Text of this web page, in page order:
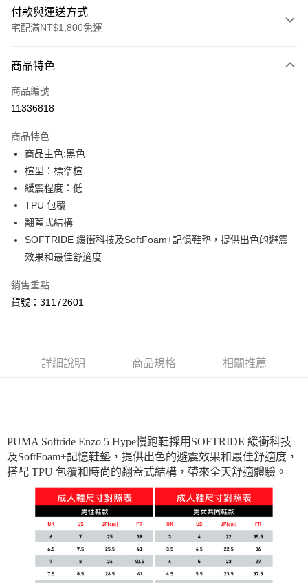
付款與運送方式
宅配滿NT$1,800免運
信用卡一次付款
LINE Pay
街口支付
悠遊付
Google Pay
貨到付款
運送方式
宅配(離島恕不配送)
每筆NT$150，滿NT$1,800(含以上)免運費
商品特色
商品編號
11336818
商品特色
商品主色:黑色
楦型：標準楦
緩震程度：低
TPU 包覆
翻蓋式結構
SOFTRIDE 緩衝科技及SoftFoam+記憶鞋墊，提供出色的避震
效果和最佳舒適度
銷售重點
貨號：31172601
詳細說明 商品規格 相關推薦
PUMA Softride Enzo 5 Hype慢跑鞋採用SOFTRIDE 緩衝科技
及SoftFoam+記憶鞋墊，提供出色的避震效果和最佳舒適度，
搭配 TPU 包覆和時尚的翻蓋式結構，帶來全天舒適體驗。